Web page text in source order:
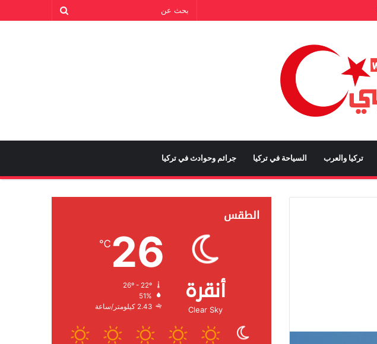
تركيا والعرب السياحة في تركيا جرائم وحوادث في تركيا
الطقس
أنقرة
Clear Sky
26
℃
الرطوبة:
الرياح: